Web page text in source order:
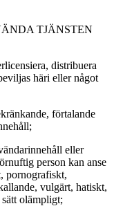
TJÄNSTEN
distribuera
häri eller något
förtalande
eller
person kan anse
pornografiskt,
vulgärt, hatiskt,
olämpligt;